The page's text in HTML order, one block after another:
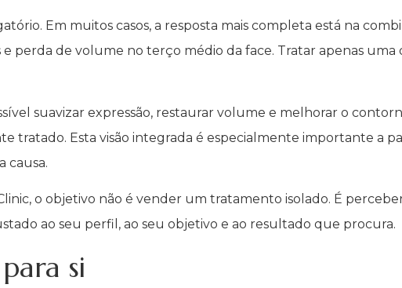
Em muitos casos, a resposta mais completa está na
perda de volume no terço médio da face. Tratar apenas uma
suavizar expressão, restaurar volume e melhorar o
tratado. Esta visão integrada é especialmente importante a
causa.
o objetivo não é vender um tratamento isolado. É
ao seu perfil, ao seu objetivo e ao resultado que procura.
si